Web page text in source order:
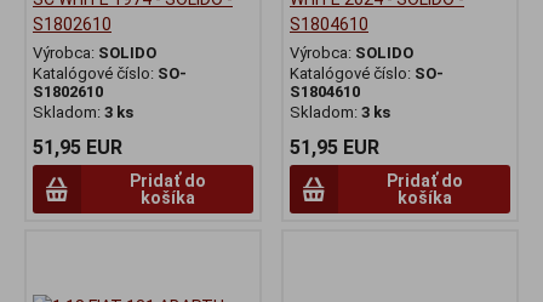
S1802610
Výrobca: SOLIDO
Katalógové číslo: SO-
S1802610
Skladom: 3 ks
51,95 EUR
Pridať do
košíka
S1804610
Výrobca: SOLIDO
Katalógové číslo: SO-
S1804610
Skladom: 3 ks
51,95 EUR
Pridať do
košíka